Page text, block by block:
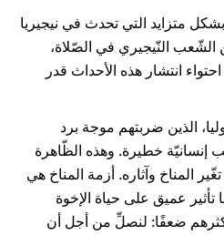
متزايد التي تحدث في نيجيريا
الشّعب النّيجيري في الصّلاة،
انتشار هذه الأحداث قدر
الذين ضربتهم موجة برد
خطيرة. وهذه الظّاهرة
المناخ وآثاره. أزمة المناخ هي
تأثير عميق على حياة الإخوة
ضعفًا: لنصلِّ من أجل أن